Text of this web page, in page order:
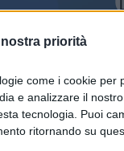
nostra priorità
come i cookie per
e analizzare il nostro
tecnologia. Puoi
ritornando su